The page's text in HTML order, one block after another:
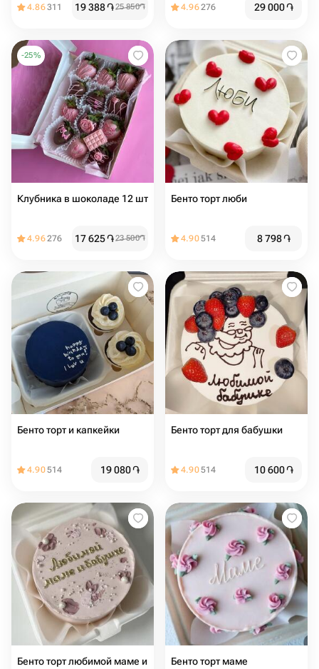
4.86311 19 388֏25 850֏ 4.96276 29 000֏
-25%
Клубника в шоколаде 12 шт
4.96276 17 625֏23 500֏
Бенто торт люби
4.90514 8 798֏
Бенто торт и капкейки
4.90514 19 080֏
Бенто торт для бабушки
4.90514 10 600֏
Бенто торт любимой маме и
Бенто торт маме